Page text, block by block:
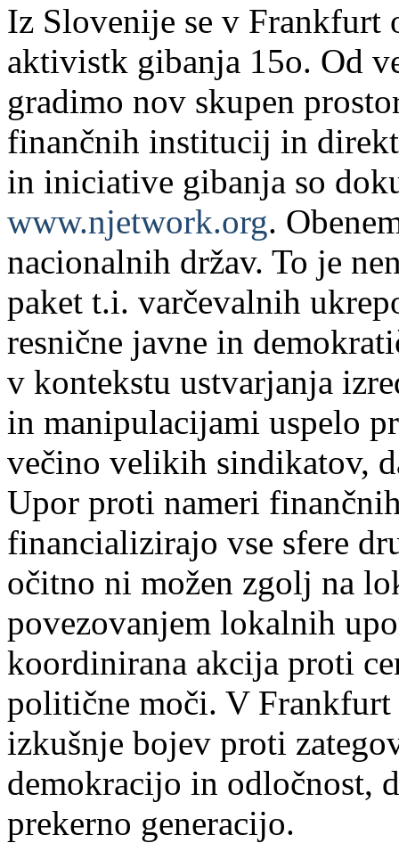
Iz Slovenije se v
aktivistk gibanja 15o. Od
gradimo nov skupen
finančnih institucij in
in iniciative gibanja so
www.njetwork.org.
nacionalnih držav. To je
paket t.i. varčevalnih
resnične javne in
v kontekstu ustvarjanja
in manipulacijami uspelo
večino velikih sindikatov,
Upor proti nameri
financializirajo vse sfere
očitno ni možen zgolj na
povezovanjem lokalnih
koordinirana akcija proti
politične moči. V Frankfurt
izkušnje bojev proti
demokracijo in odločnost,
prekerno generacijo.